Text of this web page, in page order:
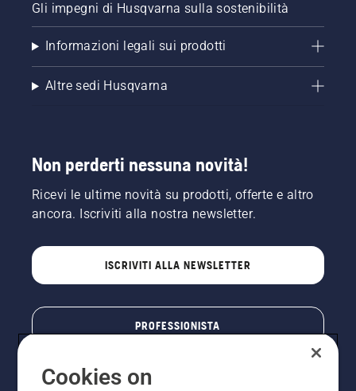
Gli impegni di Husqvarna sulla sostenibilità
Informazioni legali sui prodotti
Altre sedi Husqvarna
Non perderti nessuna novità!
Ricevi le ultime novità su prodotti, offerte e altro
ancora. Iscriviti alla nostra newsletter.
ISCRIVITI ALLA NEWSLETTER
PROFESSIONISTA
Cookies on